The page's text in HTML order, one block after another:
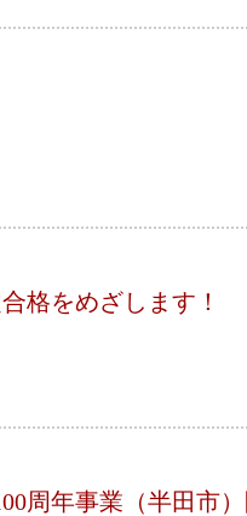
格をめざします！
周年事業（半田市